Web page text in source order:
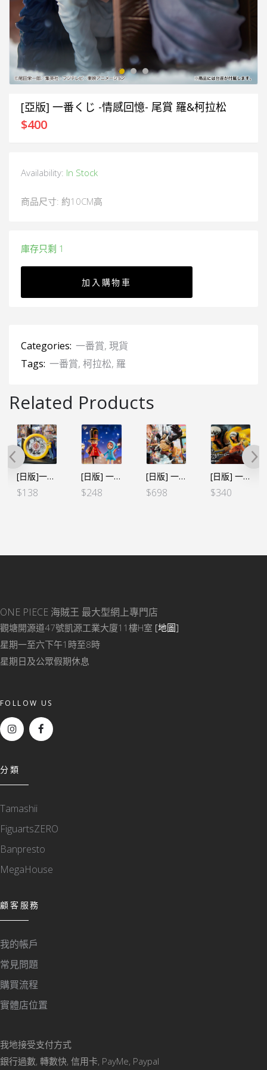
[亞版] 一番くじ -情感回憶- 尾賞 羅&柯拉松
$400
Availability: In Stock
商品尺寸: 約10CM高
庫存只剩 1
加入購物車
Categories: 一番賞, 現貨
Tags: 一番賞, 柯拉松, 羅
Related Products
[日版]一番くじ ワンピース ヒストリーオブロー C賞 羅面鐘（日）
$138
[日版] 一番くじ -情感回憶2- D賞 蕾貝卡
$248
[日版] 一番賞 海賊王 BATTLE MEMORIES B賞 四檔彈跳人
$698
[日版] 一番賞 GREAT BANQUET E賞 羅
$340
ONE PIECE 海賊王 最大型網上專門店
觀塘開源道47號凱源工業大廈11樓H室 [地圖]
星期一至六下午1時至8時
星期日及公眾假期休息
FOLLOW US
分類
Tamashii
FiguartsZERO
Banpresto
MegaHouse
顧客服務
我的帳戶
常見問題
購買流程
實體店位置
我地接受支付方式
銀行過數, 轉數快, 信用卡, PayMe, Paypal